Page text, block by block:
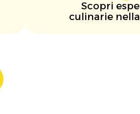
Scopri
culinarie